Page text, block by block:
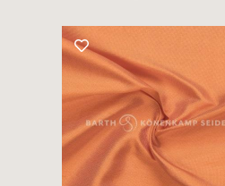
Es sind bisher
Merkliste.
Sollten Sie
Musteranfrage
Sie diese bitte